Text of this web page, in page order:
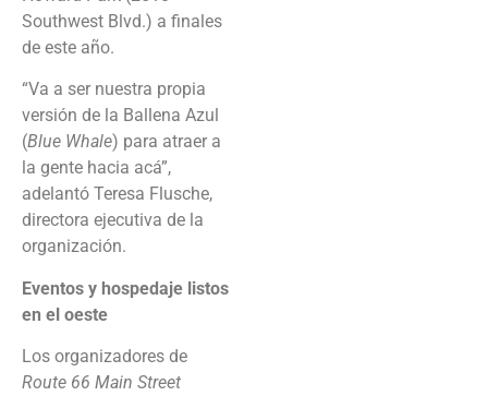
Southwest Blvd.) a finales
de este año.
“Va a ser nuestra propia
versión de la Ballena Azul
(Blue Whale) para atraer a
la gente hacia acá”,
adelantó Teresa Flusche,
directora ejecutiva de la
organización.
Eventos y hospedaje listos
en el oeste
Los organizadores de
Route 66 Main Street